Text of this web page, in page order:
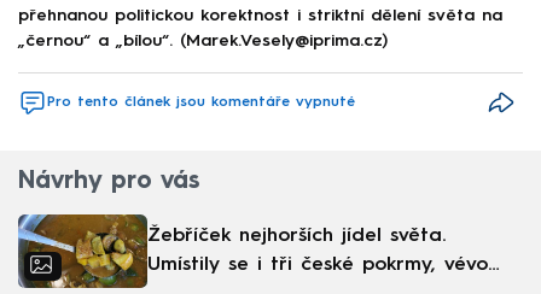
přehnanou politickou korektnost i striktní dělení světa na
„černou“ a „bílou“. (Marek.Vesely@iprima.cz)
Pro tento článek jsou komentáře vypnuté
Návrhy pro vás
Žebříček nejhorších jídel světa.
Umístily se i tři české pokrmy, vévodí